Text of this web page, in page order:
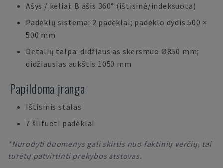
Ašys / keliai: B ašis 360° (ištisinė/indeksuota)
Padėklų sistema: 2 padėklai; padėklo dydis 500 ×
500 mm
Detalių talpa: didžiausias skersmuo Ø850 mm;
didžiausias aukštis 1050 mm
Papildoma įranga
Ištisinis stalas
7 šlifuoti padėklai
*Nurodyti duomenys gali skirtis nuo faktinių verčių, tai
turėtų patvirtinti prekybos atstovas.